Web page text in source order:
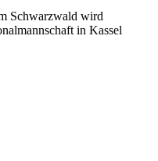
Schwarzwald wird
in Kassel